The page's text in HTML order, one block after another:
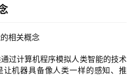
相关概念
过计算机程序模拟人类智能的技术
让机器具备像人类一样的感知、推